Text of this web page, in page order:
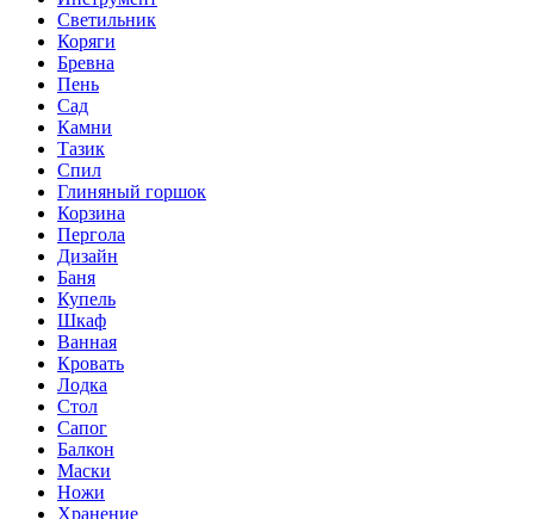
Светильник
Коряги
Бревна
Пень
Сад
Камни
Тазик
Спил
Глиняный горшок
Корзина
Пергола
Дизайн
Баня
Купель
Шкаф
Ванная
Кровать
Лодка
Стол
Сапог
Балкон
Маски
Ножи
Хранение